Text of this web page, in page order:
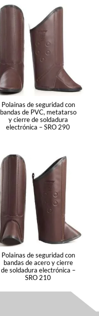
Polainas de seguridad con
bandas de PVC, metatarso
y cierre de soldadura
electrónica – SRO 290
Polainas de seguridad con
bandas de acero y cierre
de soldadura electrónica –
SRO 210